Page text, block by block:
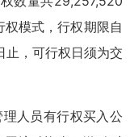
模式，行权期限自
，可行权日须为交
人员有行权买入公